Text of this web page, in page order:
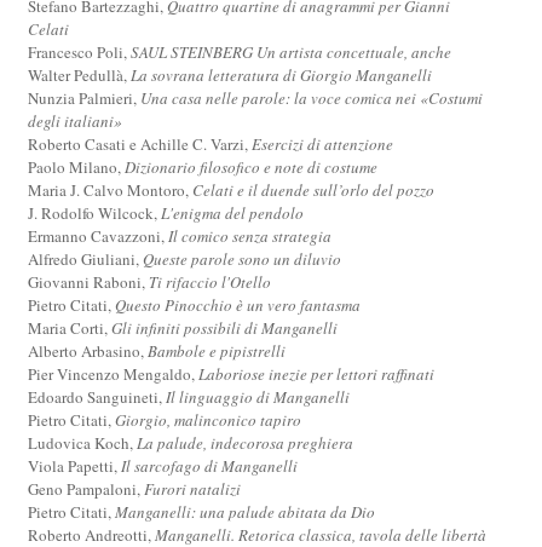
Stefano Bartezzaghi,Quattro quartine di anagrammi per Gianni
Celati
Francesco Poli,SAUL STEINBERG Un artista concettuale, anche
Walter Pedullà,La sovrana letteratura di Giorgio Manganelli
Nunzia Palmieri, Una casa nelle parole: la voce comica nei «Costumi
degli italiani»
Roberto Casati e Achille C. Varzi,Esercizi di attenzione
Paolo Milano,Dizionario filosofico e note di costume
Maria J. Calvo Montoro, Celati e il duende sull’orlo del pozzo
J. Rodolfo Wilcock,L'enigma del pendolo
Ermanno Cavazzoni,Il comico senza strategia
Alfredo Giuliani,Queste parole sono un diluvio
Giovanni Raboni, Ti rifaccio l'Otello
Pietro Citati,Questo Pinocchio è un vero fantasma
Maria Corti,Gli infiniti possibili di Manganelli
Alberto Arbasino,Bambole e pipistrelli
Pier Vincenzo Mengaldo,Laboriose inezie per lettori raffinati
Edoardo Sanguineti,Il linguaggio di Manganelli
Pietro Citati,Giorgio, malinconico tapiro
Ludovica Koch,La palude, indecorosa preghiera
Viola Papetti,Il sarcofago di Manganelli
Geno Pampaloni,Furori natalizi
Pietro Citati,Manganelli: una palude abitata da Dio
Roberto Andreotti,Manganelli. Retorica classica, tavola delle libertà